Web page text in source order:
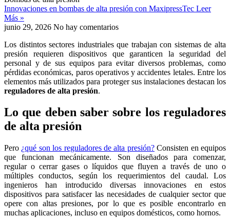
Innovaciones en bombas de alta presión con MaxipressTec Leer
Más »
junio 29, 2026 No hay comentarios
Los distintos sectores industriales que trabajan con sistemas de alta
presión requieren dispositivos que garanticen la seguridad del
personal y de sus equipos para evitar diversos problemas, como
pérdidas económicas, paros operativos y accidentes letales. Entre los
elementos más utilizados para proteger sus instalaciones destacan los
reguladores de alta presión.
Lo que deben saber sobre los reguladores
de alta presión
Pero ¿qué son los reguladores de alta presión?Consisten en equipos
que funcionan mecánicamente. Son diseñados para comenzar,
regular o cerrar gases o líquidos que fluyen a través de uno o
múltiples conductos, según los requerimientos del caudal. Los
ingenieros han introducido diversas innovaciones en estos
dispositivos para satisfacer las necesidades de cualquier sector que
opere con altas presiones, por lo que es posible encontrarlo en
muchas aplicaciones, incluso en equipos domésticos, como hornos.